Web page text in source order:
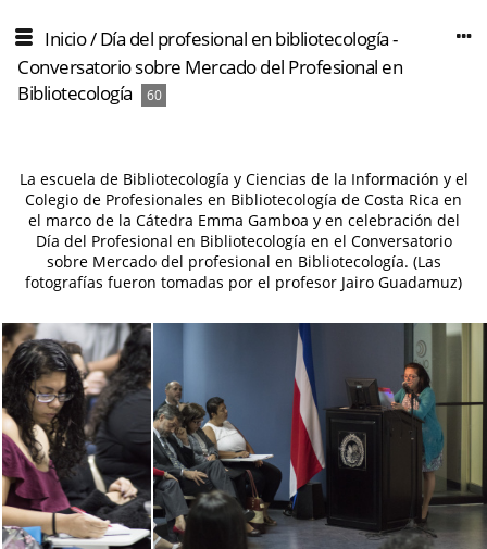
Inicio/Día del profesional en bibliotecología -
Conversatorio sobre Mercado del Profesional en
Bibliotecología
60
La escuela de Bibliotecología y Ciencias de la Información y el
Colegio de Profesionales en Bibliotecología de Costa Rica en
el marco de la Cátedra Emma Gamboa y en celebración del
Día del Profesional en Bibliotecología en el Conversatorio
sobre Mercado del profesional en Bibliotecología. (Las
fotografías fueron tomadas por el profesor Jairo Guadamuz)